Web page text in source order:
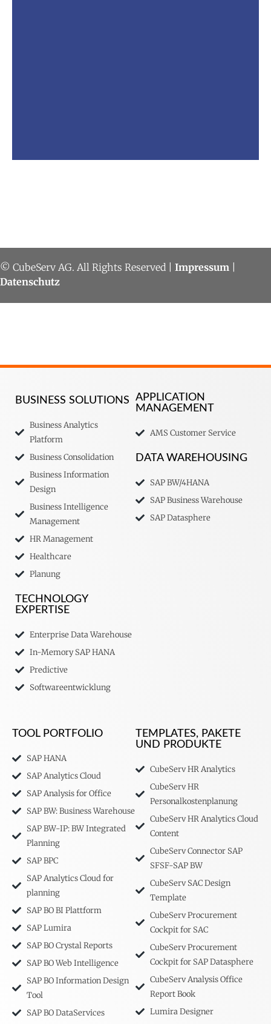
© CubeServ AG. All Rights Reserved | Impressum
Datenschutz
BUSINESS SOLUTIONS
Business Analytics
Platform
Business Consolidation
Business Information
Design
Business Intelligence
Management
HR Management
Healthcare
Planung
TECHNOLOGY
EXPERTISE
Enterprise Data Warehouse
In-Memory SAP HANA
Predictive
Softwareentwicklung
APPLICATION
MANAGEMENT
AMS Customer Service
DATA WAREHOUSING
SAP BW/4HANA
SAP Business Warehouse
SAP Datasphere
TOOL PORTFOLIO
SAP HANA
SAP Analytics Cloud
SAP Analysis for Office
SAP BW: Business Warehouse
SAP BW-IP: BW Integrated
Planning
SAP BPC
SAP Analytics Cloud for
planning
SAP BO BI Plattform
SAP Lumira
SAP BO Crystal Reports
SAP BO Web Intelligence
SAP BO Information Design
Tool
SAP BO DataServices
TEMPLATES, PAKETE
UND PRODUKTE
CubeServ HR Analytics
CubeServ HR
Personalkostenplanung
CubeServ HR Analytics Cloud
Content
CubeServ Connector SAP
SFSF-SAP BW
CubeServ SAC Design
Template
CubeServ Procurement
Cockpit for SAC
CubeServ Procurement
Cockpit for SAP Datasphere
CubeServ Analysis Office
Report Book
Lumira Designer